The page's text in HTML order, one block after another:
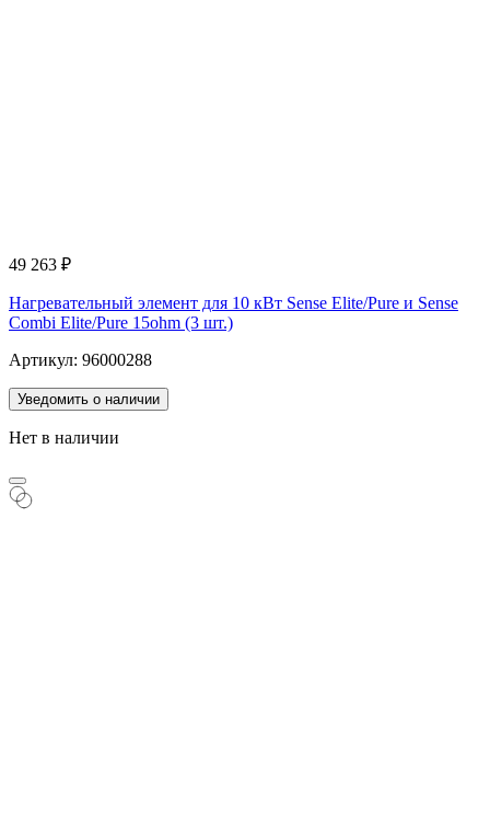
49 263 ₽
Нагревательный элемент для 10 кВт Sense Elite/Pure и Sense
Combi Elite/Pure 15ohm (3 шт.)
Артикул: 96000288
Уведомить о наличии
Нет в наличии